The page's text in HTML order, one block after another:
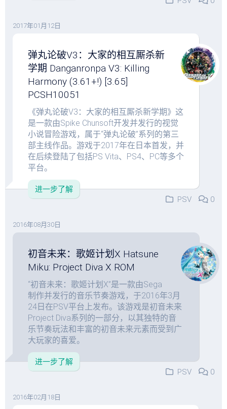
2017年01月12日
弹丸论破V3：大家的相互厮杀新
学期 Danganronpa V3: Killing
Harmony (3.61+!) [3.65]
PCSH10051
《弹丸论破V3：大家的相互厮杀新学期》这
是一款由Spike Chunsoft开发并发行的视觉
小说冒险游戏，属于“弹丸论破”系列的第三
部主线作品。游戏于2017年在日本首发，并
在后续登陆了包括PS Vita、PS4、PC等多个
平台。
进一步了解
PSV
0
2016年08月30日
初音未来：歌姬计划X Hatsune
Miku: Project Diva X ROM
“初音未来：歌姬计划X”是一款由Sega
制作并发行的音乐节奏游戏，于2016年3月
24日在PSV平台上发布。该游戏是初音未来
Project Diva系列的一部分，以其独特的音
乐节奏玩法和丰富的初音未来元素而受到广
大玩家的喜爱。
进一步了解
PSV
0
2016年02月18日